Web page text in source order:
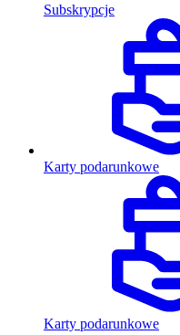
Subskrypcje
Karty podarunkowe
Karty podarunkowe